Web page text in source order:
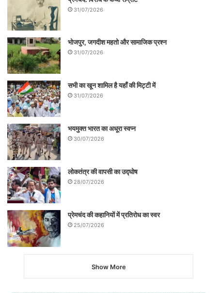
31/07/2026
भोजपुर, जगदीश महतो और सामाजिक प्रश्न
31/07/2026
सभी का खून शामिल है यहाँ की मिट्टी में
31/07/2026
भयमुक्त भारत का अधूरा स्वप्न
30/07/2026
लोकतंत्र की वापसी का उद्घोष
28/07/2026
प्रेमचंद की कहानियों में प्रतिरोध का स्वर
25/07/2026
Show More